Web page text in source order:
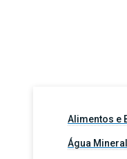
Alimentos e
Água Mineral